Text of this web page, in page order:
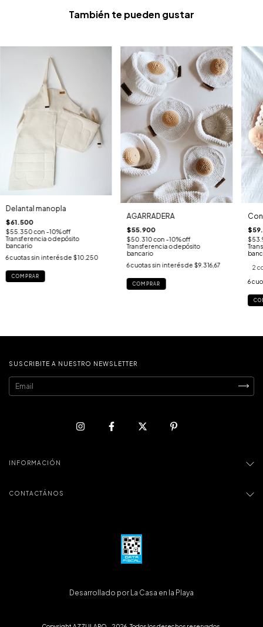
También te pueden gustar
Delantal manopla
$61.500
$55.350con -10% off
Transferencia o depósito
bancario
6cuotas sin interés de $10.250
COMPRAR
AGARRADERA
$55.900
$50.310con -10% off
Transferencia o depósito
bancario
6cuotas sin interés de $9.316,67
2
6
SUSCRIBITE A NUESTRO NEWSLETTER
INFORMACIÓN
CONTACTÁNOS
Desarrollado por La Casa en la Playa